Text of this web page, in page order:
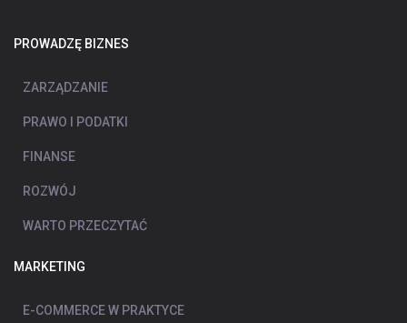
PROWADZĘ BIZNES
ZARZĄDZANIE
PRAWO I PODATKI
FINANSE
ROZWÓJ
WARTO PRZECZYTAĆ
MARKETING
E-COMMERCE W PRAKTYCE